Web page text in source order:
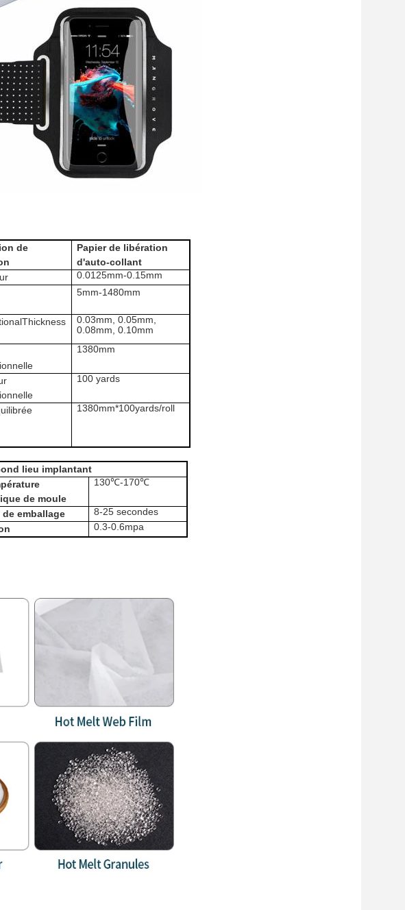
de
Papier de libération
d'auto-collant
0.0125mm-0.15mm
5mm-1480mm
0.03mm, 0.05mm,
0.08mm, 0.10mm
1380mm
100 yards
1380mm*100yards/roll
lieu implantant
de moule
130℃-170℃
de emballage
8-25 secondes
0.3-0.6mpa